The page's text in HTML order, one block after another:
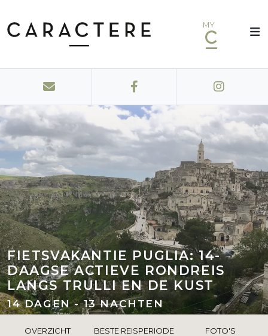
MY
FIETSVAKANTIE PUGLIA: 14-
DAAGSE ACTIEVE RONDREIS
LANGS TRULLI EN DE KUST
14 DAGEN - 13 NACHTEN
OVERZICHT BESTE REISPERIODE FOTO'S